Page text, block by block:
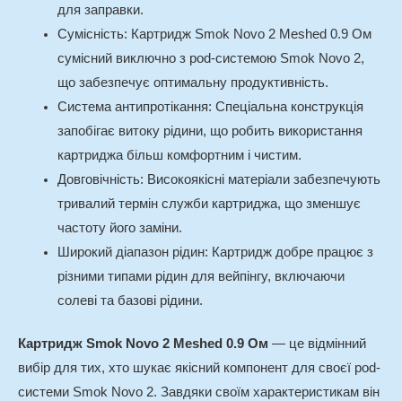
для заправки.
Сумісність: Картридж Smok Novo 2 Meshed 0.9 Ом
сумісний виключно з pod-системою Smok Novo 2,
що забезпечує оптимальну продуктивність.
Система антипротікання: Спеціальна конструкція
запобігає витоку рідини, що робить використання
картриджа більш комфортним і чистим.
Довговічність: Високоякісні матеріали забезпечують
тривалий термін служби картриджа, що зменшує
частоту його заміни.
Широкий діапазон рідин: Картридж добре працює з
різними типами рідин для вейпінгу, включаючи
солеві та базові рідини.
Картридж Smok Novo 2 Meshed 0.9 Ом — це відмінний
вибір для тих, хто шукає якісний компонент для своєї pod-
системи Smok Novo 2. Завдяки своїм характеристикам він